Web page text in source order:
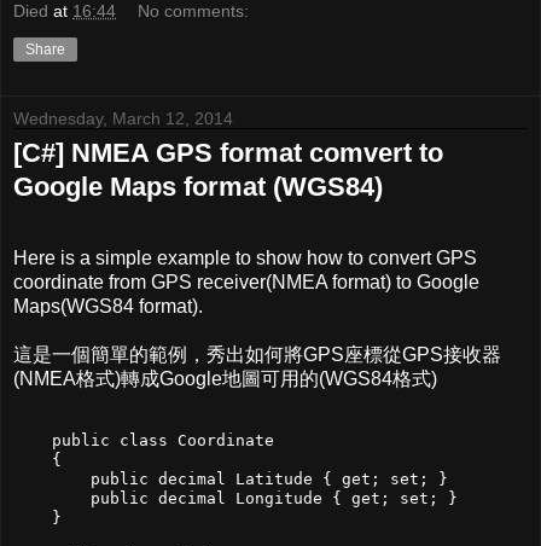
Died at 16:44 No comments:
Share
Wednesday, March 12, 2014
[C#] NMEA GPS format comvert to
Google Maps format (WGS84)
Here is a simple example to show how to convert GPS
coordinate from GPS receiver(NMEA format) to Google
Maps(WGS84 format).
這是一個簡單的範例，秀出如何將GPS座標從GPS接收器
(NMEA格式)轉成Google地圖可用的(WGS84格式)
    public class Coordinate
    {
        public decimal Latitude { get; set; }
        public decimal Longitude { get; set; }
    }